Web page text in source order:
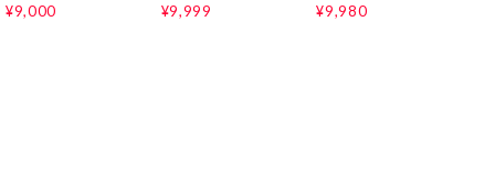
¥9,000 ¥9,999 ¥9,980